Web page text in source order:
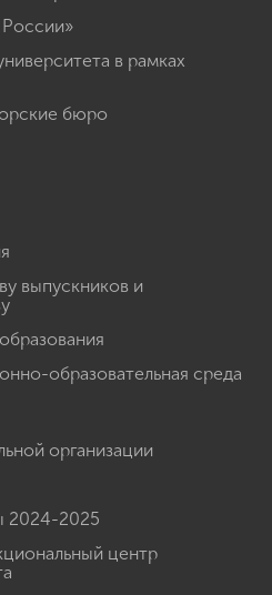
в рамках
бюро
выпускников и
образовательная среда
организации
2024-2025
центр